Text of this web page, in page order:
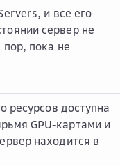
и все его
сервер не
пока не
ресурсов доступна
GPU-картами и
находится в